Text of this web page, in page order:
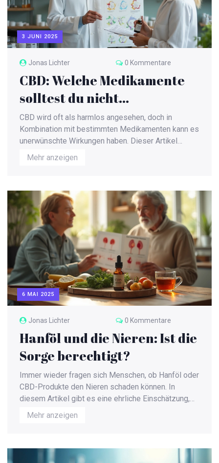
3 JUNI 2025
Jonas Lichter 0 Kommentare
CBD: Welche Medikamente
solltest du nicht
kombinieren?
CBD wird oft als harmlos angesehen, doch in
Kombination mit bestimmten Medikamenten kann es
unerwünschte Wirkungen haben. Dieser Artikel
erklärt, auf welche Wechselwirkungen du achten
musst, warum manche Medikamente mit CBD
vermeiden. So weißt du genau, wann Vorsicht
angesagt ist.
Mehr anzeigen
6 MAI 2025
Jonas Lichter 0 Kommentare
Hanföl und die Nieren: Ist die
Sorge berechtigt?
Immer wieder fragen sich Menschen, ob Hanföl oder
CBD-Produkte den Nieren schaden können. In
diesem Artikel gibt es eine ehrliche Einschätzung,
was aktuell dazu bekannt ist. Die wichtigsten Fakten,
Tipps zur sicheren Anwendung und Hinweise,
Tisch. Zusätzlich gibt’s Infos, wie Hanföl im Körper
Mehr anzeigen